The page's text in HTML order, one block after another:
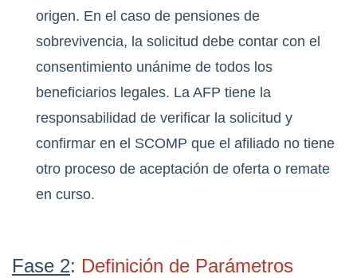
origen. En el caso de pensiones de
sobrevivencia, la solicitud debe contar con el
consentimiento unánime de todos los
beneficiarios legales. La AFP tiene la
responsabilidad de verificar la solicitud y
confirmar en el SCOMP que el afiliado no tiene
otro proceso de aceptación de oferta o remate
en curso.
Fase 2: Definición de Parámetros